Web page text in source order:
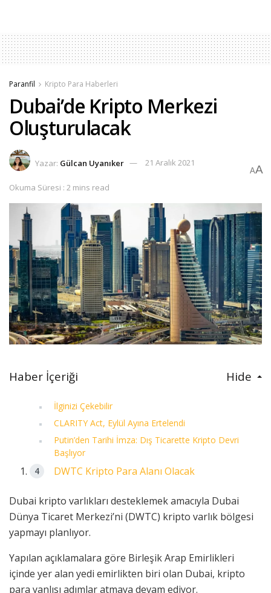
Paranfil Kripto Para Haberleri
Dubai’de Kripto Merkezi
Oluşturulacak
Yazar: Gülcan Uyanıker 21 Aralık 2021
Okuma Süresi : 2 mins read
AA
Haber İçeriği Hide
İlginizi Çekebilir
CLARITY Act, Eylül Ayına Ertelendi
Putin’den Tarihi İmza: Dış Ticarette Kripto Devri
Başlıyor
DWTC Kripto Para Alanı Olacak
Dubai kripto varlıkları desteklemek amacıyla Dubai
Dünya Ticaret Merkezi’ni (DWTC) kripto varlık bölgesi
yapmayı planlıyor.
Yapılan açıklamalara göre Birleşik Arap Emirlikleri
içinde yer alan yedi emirlikten biri olan Dubai, kripto
para yanlısı adımlar atmaya devam ediyor.